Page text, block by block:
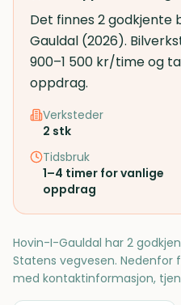
Det finnes 2 godkjente
Gauldal (2026).
900–1 500 kr/time og
oppdrag.
Verksteder
2 stk
Tidsbruk
1–4 timer for vanlige
oppdrag
Hovin-I-Gauldal har 2
Statens vegvesen.
med kontaktinformasjon,